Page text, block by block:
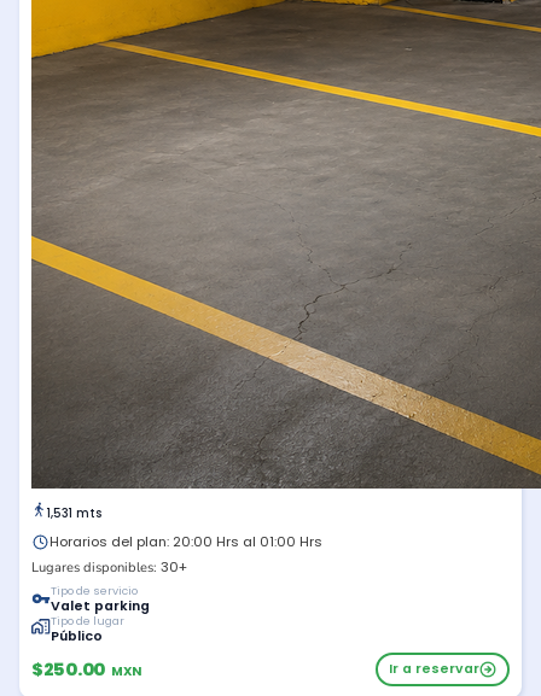
1,531 mts
Horarios del plan: 20:00 Hrs al 01:00 Hrs
Lugares disponibles: 30+
Tipo de servicio
Valet parking
Tipo de lugar
Público
$250.00 MXN Ir a reservar